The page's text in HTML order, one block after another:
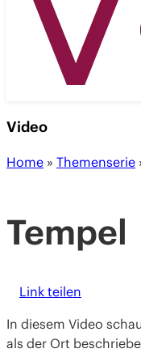
Video
Home » Themenserie
Tempel
Link teilen
In diesem Video
als der Ort